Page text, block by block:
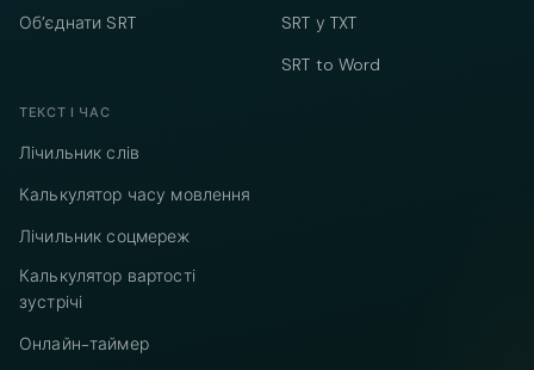
Об’єднати SRT
SRT у TXT
SRT to Word
ТЕКСТ І ЧАС
Лічильник слів
Калькулятор часу мовлення
Лічильник соцмереж
Калькулятор вартості
зустрічі
Онлайн-таймер